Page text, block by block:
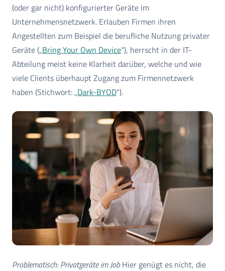
(oder gar nicht) konfigurierter Geräte im
Unternehmensnetzwerk. Erlauben Firmen ihren
Angestellten zum Beispiel die berufliche Nutzung privater
Geräte („Bring Your Own Device“), herrscht in der IT-
Abteilung meist keine Klarheit darüber, welche und wie
viele Clients überhaupt Zugang zum Firmennetzwerk
haben (Stichwort: „Dark-BYOD“).
Problematisch: Privatgeräte im JobHier genügt es nicht, die